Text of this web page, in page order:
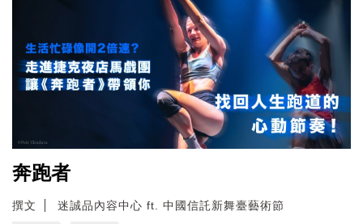
奔跑者
撰文 迷誠品內容中心 ft. 中國信託新舞臺藝術節